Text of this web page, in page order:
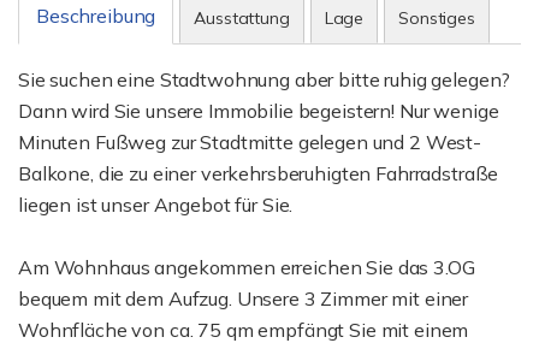
Beschreibung Ausstattung Lage Sonstiges
Sie suchen eine Stadtwohnung aber bitte ruhig gelegen?
Dann wird Sie unsere Immobilie begeistern! Nur wenige
Minuten Fußweg zur Stadtmitte gelegen und 2 West-
Balkone, die zu einer verkehrsberuhigten Fahrradstraße
liegen ist unser Angebot für Sie.
Am Wohnhaus angekommen erreichen Sie das 3.OG
bequem mit dem Aufzug. Unsere 3 Zimmer mit einer
Wohnfläche von ca. 75 qm empfängt Sie mit einem